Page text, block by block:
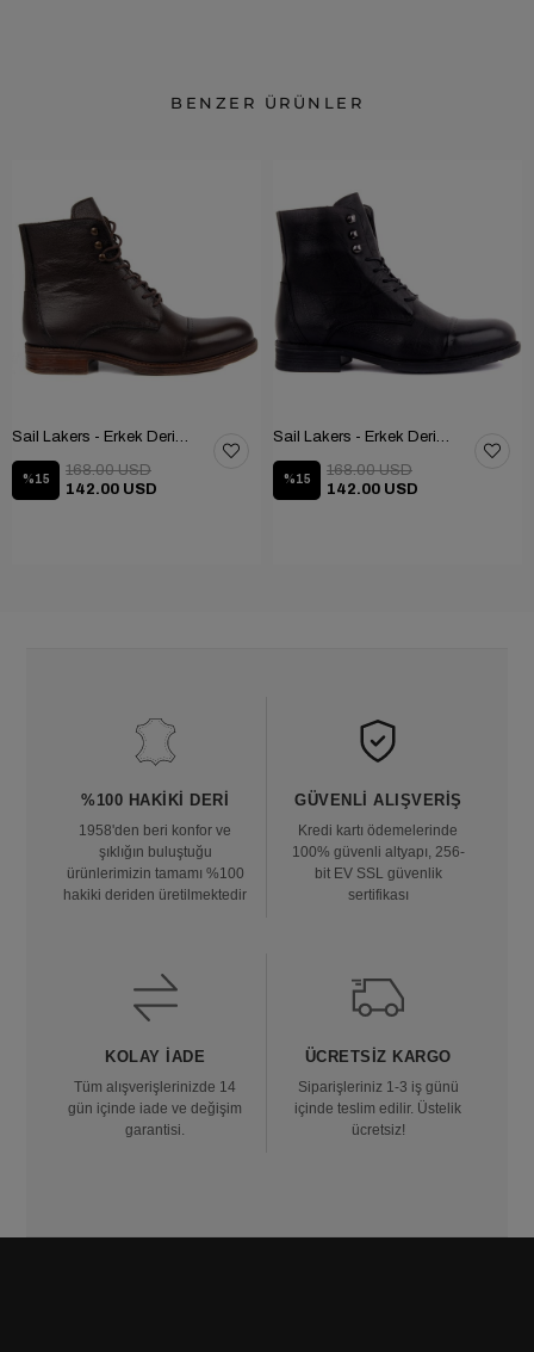
BENZER ÜRÜNLER
%15
142.00 USD
168.00 USD
%15
142.00 USD
168.00 USD
%100 HAKIKI DERI
1958'den beri konfor ve
şıklığın buluştuğu
ürünlerimizin tamamı %100
hakiki deriden üretilmektedir
GÜVENLI ALIŞVERIŞ
Kredi kartı ödemelerinde
100% güvenli altyapı, 256-
bit EV SSL güvenlik
sertifikası
KOLAY İADE
Tüm alışverişlerinizde 14
gün içinde iade ve değişim
garantisi.
ÜCRETSIZ KARGO
Siparişleriniz 1-3 iş günü
içinde teslim edilir. Üstelik
ücretsiz!